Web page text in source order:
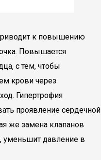
к повышению
Повышается
с тем, чтобы
крови через
Гипертрофия
проявление сердечной
же замена клапанов
уменьшит давление в